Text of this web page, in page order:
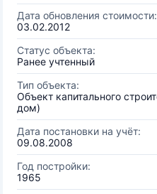
Дата обновления стоимости:
03.02.2012
Статус объекта:
Ранее учтенный
Тип объекта:
Объект капитального
дом)
Дата постановки на учёт:
09.08.2008
Год постройки:
1965